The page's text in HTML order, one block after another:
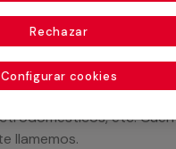
servicio a medida
necesites: materiales,
etc.
llamemos.
Configurar cookies
Rechazar